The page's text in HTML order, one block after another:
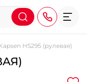
911-911-4
HS295 (рулевая)